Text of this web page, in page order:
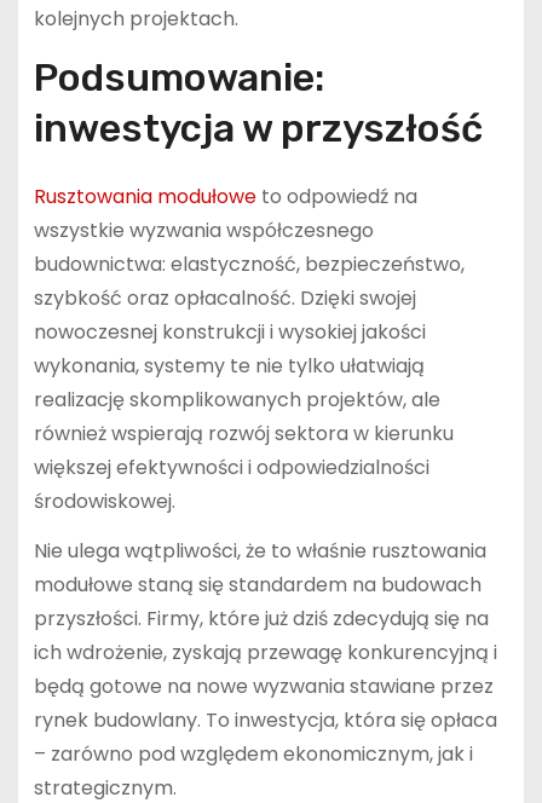
kolejnych projektach.
Podsumowanie:
inwestycja w przyszłość
Rusztowania modułoweto odpowiedź na
wszystkie wyzwania współczesnego
budownictwa: elastyczność, bezpieczeństwo,
szybkość oraz opłacalność. Dzięki swojej
nowoczesnej konstrukcji i wysokiej jakości
wykonania, systemy te nie tylko ułatwiają
realizację skomplikowanych projektów, ale
również wspierają rozwój sektora w kierunku
większej efektywności i odpowiedzialności
środowiskowej.
Nie ulega wątpliwości, że to właśnie rusztowania
modułowe staną się standardem na budowach
przyszłości. Firmy, które już dziś zdecydują się na
ich wdrożenie, zyskają przewagę konkurencyjną i
będą gotowe na nowe wyzwania stawiane przez
rynek budowlany. To inwestycja, która się opłaca
– zarówno pod względem ekonomicznym, jak i
strategicznym.